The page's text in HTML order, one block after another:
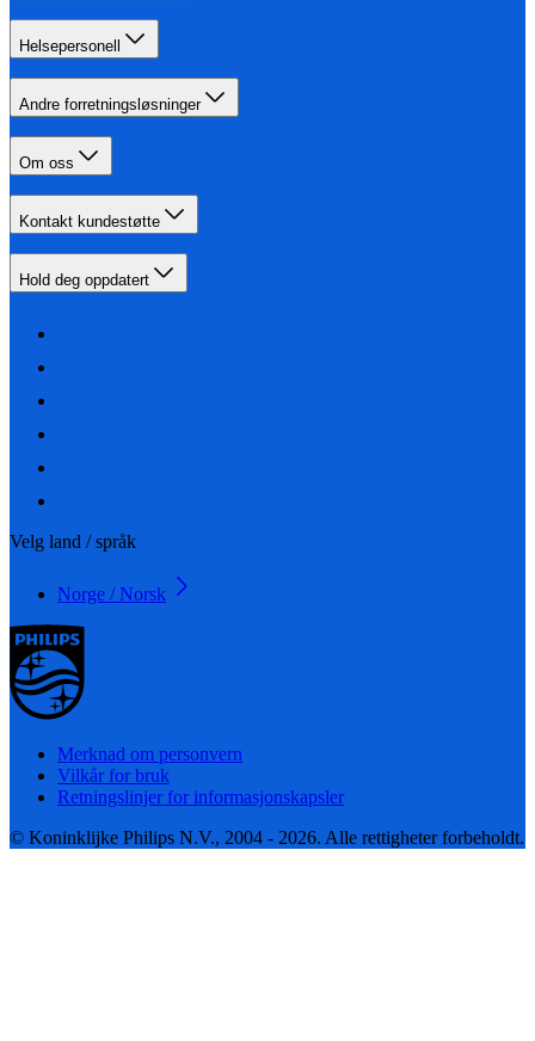
Helsepersonell
Andre forretningsløsninger
Om oss
Kontakt kundestøtte
Hold deg oppdatert
Velg land / språk
Norge / Norsk
Merknad om personvern
Vilkår for bruk
Retningslinjer for informasjonskapsler
© Koninklijke Philips N.V., 2004 - 2026. Alle rettigheter forbeholdt.